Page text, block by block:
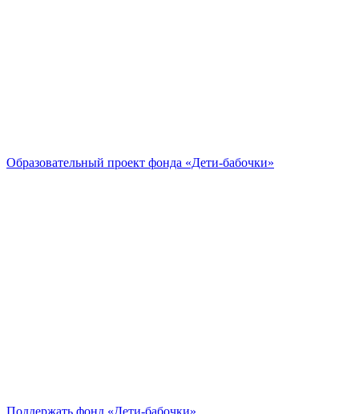
Образовательный проект фонда «Дети-бабочки»
Поддержать фонд «Дети-бабочки»